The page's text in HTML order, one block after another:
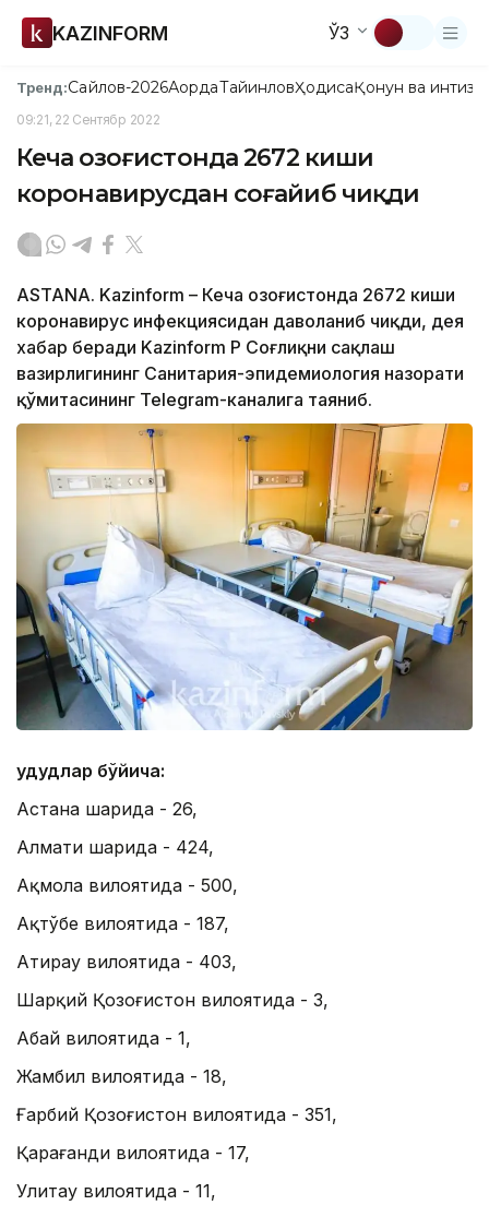
KAZINFORM ЎЗ
Тренд:Сайлов-2026АқордаТайинловҲодисаҚонун ва
09:21, 22 Сентябр 2022
Кеча Қозоғистонда 2672 киши
коронавирусдан соғайиб чиқди
ASTANA. Kazinform – Кеча Қозоғистонда 2672 киши
коронавирус инфекциясидан даволаниб чиқди, дея
хабар беради Kazinform ҚР Соғлиқни сақлаш
вазирлигининг Санитария-эпидемиология назорати
қўмитасининг Telegram-каналига таяниб.
Ҳудудлар бўйича:
Астана шаҳрида - 26,
Алмати шаҳрида - 424,
Ақмола вилоятида - 500,
Ақтўбе вилоятида - 187,
Атирау вилоятида - 403,
Шарқий Қозоғистон вилоятида - 3,
Абай вилоятида - 1,
Жамбил вилоятида - 18,
Ғарбий Қозоғистон вилоятида - 351,
Қарағанди вилоятида - 17,
Улитау вилоятида - 11,